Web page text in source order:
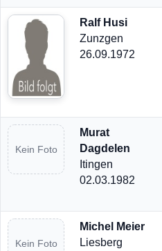
Ralf Husi
Zunzgen
26.09.1972
Kein Foto
Murat
Dagdelen
Itingen
02.03.1982
Kein Foto
Michel Meier
Liesberg